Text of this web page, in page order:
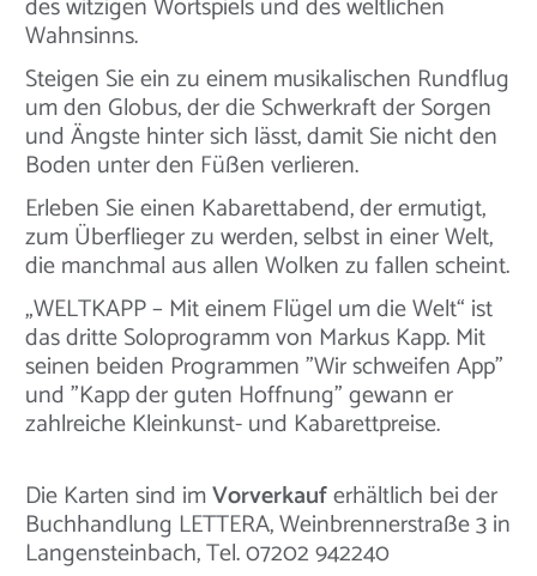
des witzigen Wortspiels und des weltlichen
Wahnsinns.
Steigen Sie ein zu einem musikalischen Rundflug
um den Globus, der die Schwerkraft der Sorgen
und Ängste hinter sich lässt, damit Sie nicht den
Boden unter den Füßen verlieren.
Erleben Sie einen Kabarettabend, der ermutigt,
zum Überflieger zu werden, selbst in einer Welt,
die manchmal aus allen Wolken zu fallen scheint.
„WELTKAPP – Mit einem Flügel um die Welt“ ist
das dritte Soloprogramm von Markus Kapp. Mit
seinen beiden Programmen "Wir schweifen App"
und "Kapp der guten Hoffnung" gewann er
zahlreiche Kleinkunst- und Kabarettpreise.
Die Karten sind imVorverkauferhältlich bei der
Buchhandlung LETTERA, Weinbrennerstraße 3 in
Langensteinbach, Tel. 07202 942240